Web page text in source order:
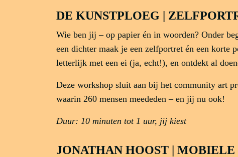
DE KUNSTPLOEG |
Wie ben jij – op papier én in woorden? Onder
een dichter maak je een zelfportret én een korte
letterlijk met een ei (ja, echt!), en ontdekt al
Deze workshop sluit aan bij het community art
waarin 260 mensen meededen – en jij nu ook!
Duur: 10 minuten tot 1 uur, jij kiest
JONATHAN HOOST |